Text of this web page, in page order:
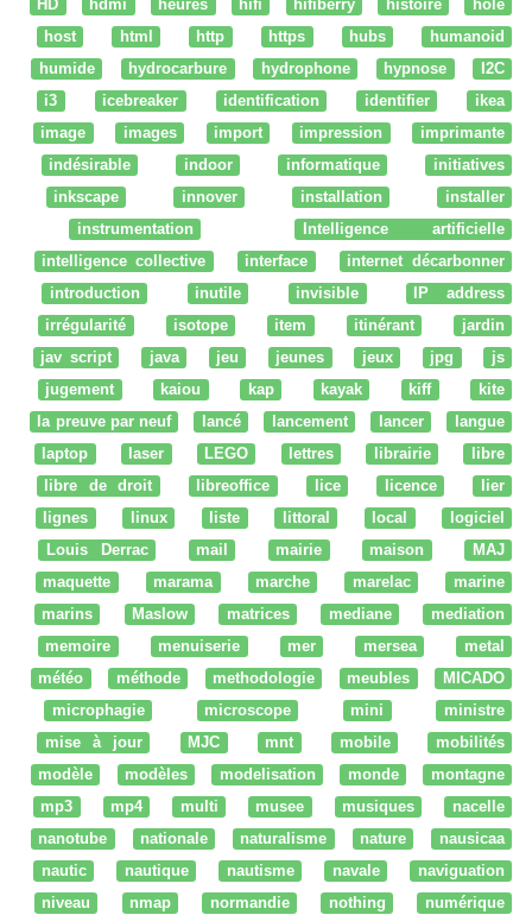
HD hdmi heures hifi hifiberry histoire
hole
host
html http https hubs
humanoid
humide
hydrocarbure hydrophone hypnose
I2C
i3
icebreaker identification identifier
ikea
image
images import impression
imprimante
indésirable
indoor informatique
initiatives
inkscape
innover installation
installer
instrumentation
Intelligence artificielle
intelligence collective
interface
internet décarbonner
introduction
inutile invisible
IP address
irrégularité
isotope item itinérant
jardin
jav script
java jeu jeunes jeux jpg
js
jugement
kaiou kap kayak kiff
kite
la preuve par neuf
lancé lancement lancer
langue
laptop
laser LEGO lettres librairie
libre
libre de droit
libreoffice lice licence
lier
lignes
linux liste littoral local
logiciel
Louis Derrac
mail mairie maison
MAJ
maquette
marama marche marelac
marine
marins
Maslow matrices mediane
mediation
memoire
menuiserie mer mersea
metal
météo
méthode methodologie meubles
MICADO
microphagie
microscope mini
ministre
mise à jour
MJC mnt mobile
mobilités
modèle
modèles modelisation monde
montagne
mp3
mp4 multi musee musiques
nacelle
nanotube
nationale naturalisme nature
nausicaa
nautic
nautique nautisme navale
naviguation
niveau
nmap normandie nothing
numérique